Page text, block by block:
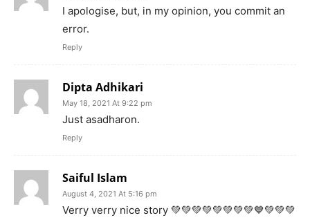
I apologise, but, in my opinion, you commit an
error.
Reply
Dipta Adhikari
May 18, 2021 At 9:22 pm
Just asadharon.
Reply
Saiful Islam
August 4, 2021 At 5:16 pm
Verry verry nice story 💚💚💚💚💚💚💚💚💙💚💚💚